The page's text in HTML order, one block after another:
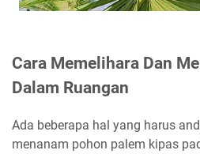
Cara Memelihara Dan
Dalam Ruangan
Ada beberapa hal yang harus
menanam pohon palem kipas